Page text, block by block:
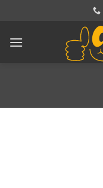
springen